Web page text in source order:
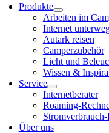
Produkte
Arbeiten im
Internet
Autark reisen
Camperzubehör
Licht und
Wissen &
Service
Internetberater
Roaming-
Über uns